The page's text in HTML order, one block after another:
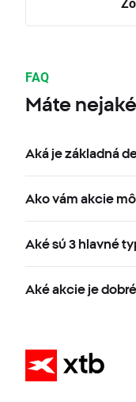
FAQ
Máte
Aká je základná
Ako vám akcie
Aké sú 3 hlavné
Aké akcie je